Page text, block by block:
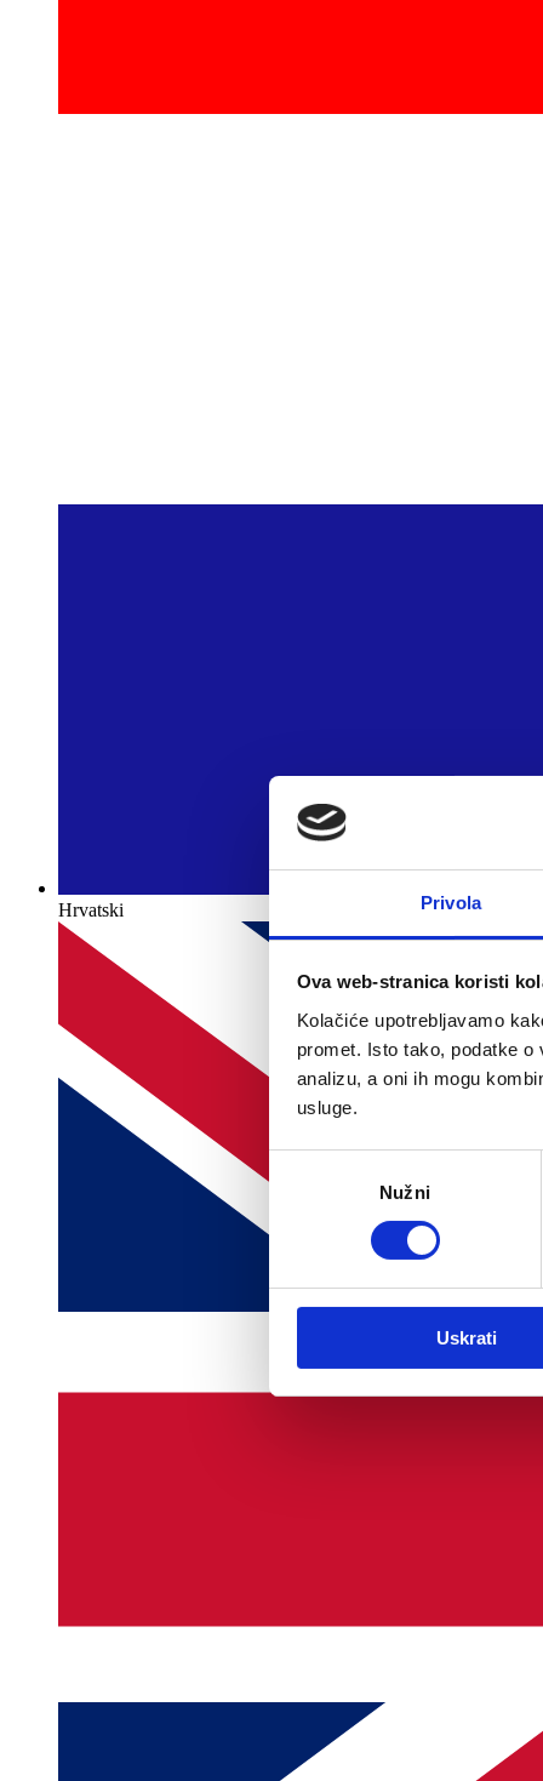
Privola
Ova web-stranica koristi
Kolačiće upotrebljavamo
promet. Isto tako, podatke
analizu, a oni ih mogu
usluge.
Nužni
Uskrati
Hrvatski